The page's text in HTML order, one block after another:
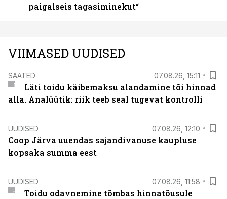
paigalseis tagasiminekut“
VIIMASED UUDISED
SAATED 07.08.26, 15:11
Läti toidu käibemaksu alandamine tõi hinnad
alla. Analüütik: riik teeb seal tugevat kontrolli
UUDISED 07.08.26, 12:10
Coop Järva uuendas sajandivanuse kaupluse
kopsaka summa eest
UUDISED 07.08.26, 11:58
Toidu odavnemine tõmbas hinnatõusule